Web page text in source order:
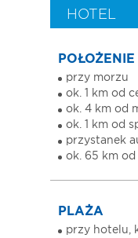
HOTEL
POŁOŻENIE
przy morzu
ok. 1 km od
ok. 4 km od
ok. 1 km od
przystanek
ok. 65 km
PLAŻA
przy hotelu,